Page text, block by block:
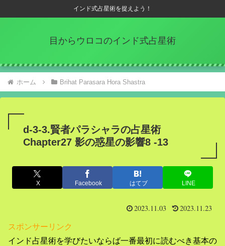
インド式占星術を捉えよう！
目からウロコのインド式占星術
ホーム Brihat Parasara Hora Shastra
d-3-3.賢者パラシャラの占星術
Chapter27 影の惑星の影響8 -13
X Facebook はてブ LINE
2023.11.03 2023.11.23
スポンサーリンク
インド占星術を学びたいならば一番最初に読むべき基本の